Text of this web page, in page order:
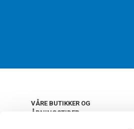
VÅRE BUTIKKER OG
ÅPNINGSTIDER